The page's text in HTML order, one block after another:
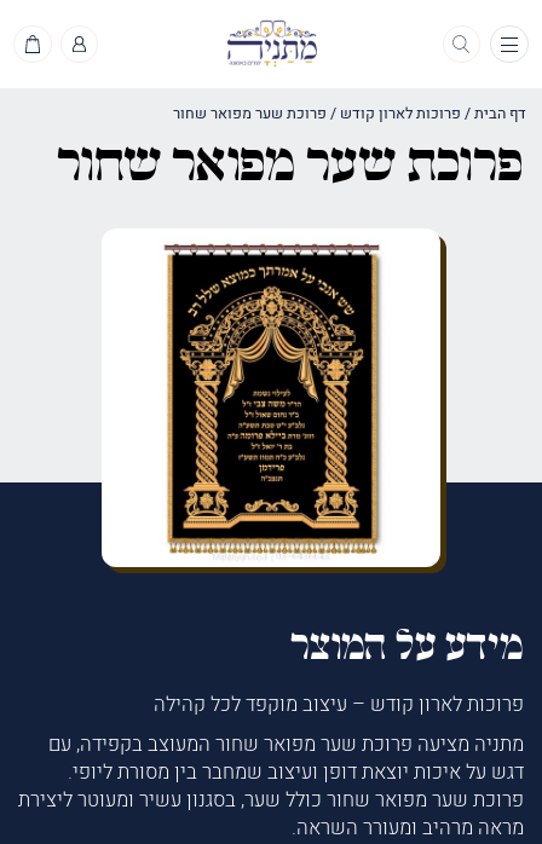
תפריט
דף הבית/ פרוכות לארון קודש / פרוכת שער מפואר שחור
פרוכת שער מפואר שחור
מידע על המוצר
פרוכות לארון קודש – עיצוב מוקפד לכל קהילה
מתניה מציעה פרוכת שער מפואר שחור המעוצב בקפידה, עם
דגש על איכות יוצאת דופן ועיצוב שמחבר בין מסורת ליופי.
פרוכת שער מפואר שחור כולל שער, בסגנון עשיר ומעוטר ליצירת
מראה מרהיב ומעורר השראה.